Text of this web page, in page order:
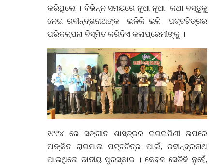
କରିଥିଲେ । ବିଭିନ୍ନ ସମୟରେ ନୂଆ ନୂଆ କଥା ବସ୍ତୁକୁ
ନେଇ ରବୀନ୍ଦ୍ରନାଥଙ୍କ ଭଳିକି ଭଳି ପଟ୍ଟଚିତ୍ରର
ପରିକଳ୍ପନା ବିସ୍ମିତ କରିଦିଏ କଳାପ୍ରେମୀଙ୍କୁ ।
୧୯୯୪ ରେ ସଙ୍ଗୀତ ଶାସ୍ତ୍ରର ରାଗରାଗିଣୀ ଉପରେ
ଅଙ୍କିତ ରାଗମାଳା ପଟ୍ଟଚିତ୍ର ପାଇଁ, ରବୀନ୍ଦ୍ରନାଥ
ପାଇଥିଲେ ଜାତୀୟ ପୁରସ୍କାର । କେବଳ ସେତିକି ନୁହେଁ,